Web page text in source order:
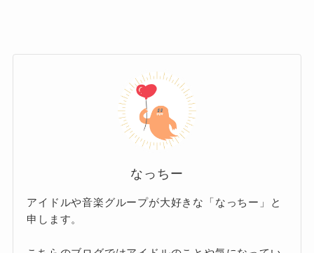
担当の藤井レオ（藤井怜央）さんです。
2018年に、シンガーソングラ
イター兼ラッパーのASOBOiSM（アソ
ボイズム）さんと結婚したことを公表
しています。
2023年8月にはInstagramで結婚5周年を迎えた
しても着実にキャリアを積んできました。
夫婦で同じ音楽事務所に所属していた
ことがきっかけで出会い、交際を経て
とされています。
藤井さんはSNSで「妻と愛犬ハチとの暮
らしが支えになっている」と語ってお
り、日常生活においてもパートナーの存
なっちー
アイドルや音楽グループが大好きな「なっちー」と
申します。